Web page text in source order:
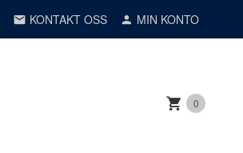
KONTAKT OSS MIN KONTO
0